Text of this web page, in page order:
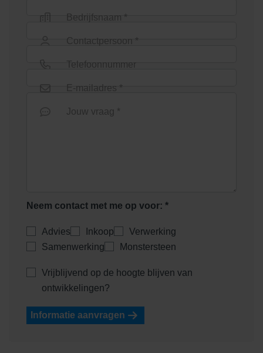
Bedrijfsnaam *
Contactpersoon *
Telefoonnummer
E-mailadres *
Jouw vraag *
Neem contact met me op voor: *
Advies Inkoop
Verwerking
Samenwerking
Monstersteen
Vrijblijvend op de hoogte blijven van
ontwikkelingen?
Informatie aanvragen